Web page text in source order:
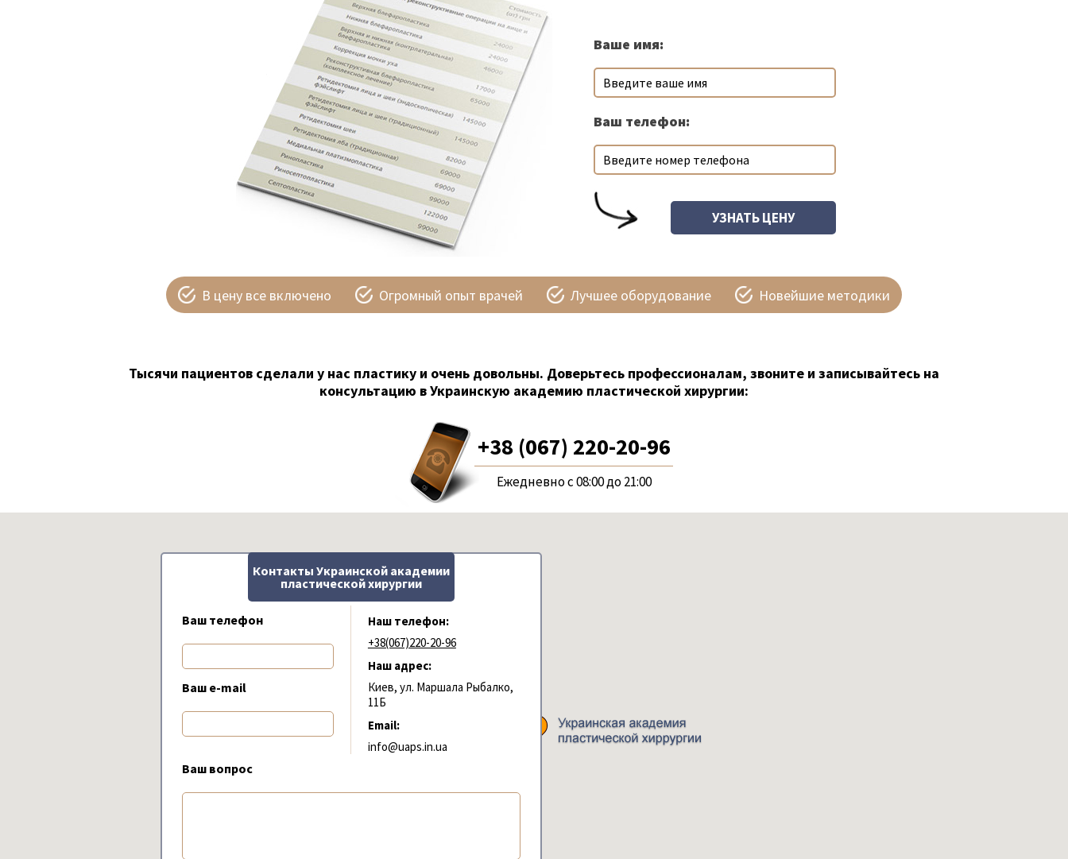
Ваше имя:
Ваш телефон:
В цену все включено Огромный опыт врачей Лучшее оборудование Новейшие методики
Тысячи пациентов сделали у нас пластику и очень довольны. Доверьтесь профессионалам, звоните и записывайтесь на
консультацию в Украинскую академию пластической хирургии:
+38 (067) 220-20-96
Ежедневно с 08:00 до 21:00
Контакты Украинской академии
пластической хирургии
Наш телефон:
+38(067)220-20-96
Наш адрес:
Киев, ул. Маршала Рыбалко,
11Б
Email:
info@uaps.in.ua
Ваш телефон
Ваш e-mail
Ваш вопрос